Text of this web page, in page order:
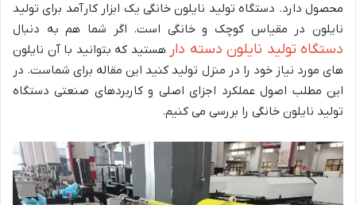
محصول دارد. دستگاه تولید نایلون خانگی یک ابزار کارآمد برای تولید
نایلون در مقیاس کوچک و خانگی است. اگر شما هم به دنبال
دستگاه تولید نایلون دسته دار هستید که بتوانید با آن نایلون
های مورد نیاز خود را در منزل تولید کنید این مقاله برای شماست. در
این مطلب اصول عملکرد اجزای اصلی و کاربردهای صنعتی دستگاه
تولید نایلون خانگی را بررسی می کنیم.